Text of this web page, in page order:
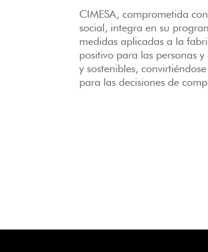
CIMESA, comprometida
social, integra en su
medidas aplicadas a la
positivo para las personas
y sostenibles,
para las decisiones de